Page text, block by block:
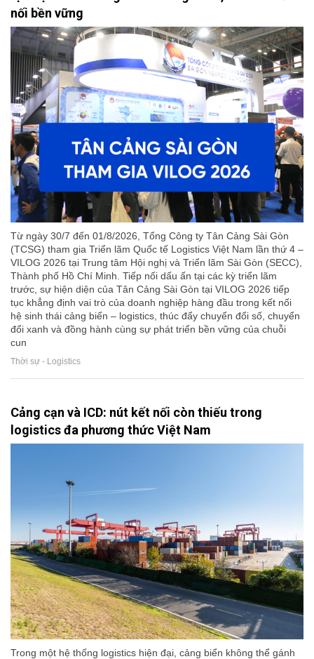
nối bền vững
Từ ngày 30/7 đến 01/8/2026, Tổng Công ty Tân Cảng Sài Gòn
(TCSG) tham gia Triển lãm Quốc tế Logistics Việt Nam lần thứ 4 –
VILOG 2026 tại Trung tâm Hội nghị và Triển lãm Sài Gòn (SECC),
Thành phố Hồ Chí Minh. Tiếp nối dấu ấn tại các kỳ triển lãm
trước, sự hiện diện của Tân Cảng Sài Gòn tại VILOG 2026 tiếp
tục khẳng định vai trò của doanh nghiệp hàng đầu trong kết nối
hệ sinh thái cảng biển – logistics, thúc đẩy chuyển đổi số, chuyển
đổi xanh và đồng hành cùng sự phát triển bền vững của chuỗi
cun
Thời sự - Logistics
Cảng cạn và ICD: nút kết nối còn thiếu trong
logistics đa phương thức Việt Nam
Trong một hệ thống logistics hiện đại, cảng biển không thể gánh